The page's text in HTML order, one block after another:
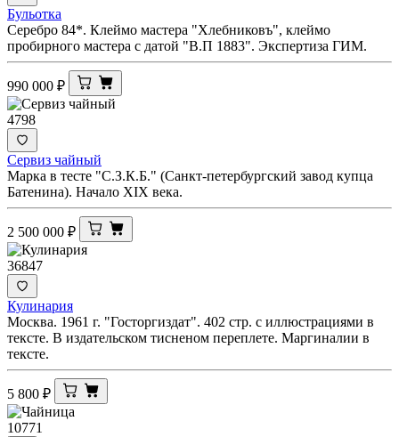
Бульотка
Серебро 84*. Клеймо мастера "Хлебниковъ", клеймо
пробирного мастера с датой "В.П 1883". Экспертиза ГИМ.
990 000 ₽
4798
Сервиз чайный
Марка в тесте "С.З.К.Б." (Санкт-петербургский завод купца
Батенина). Начало XIX века.
2 500 000 ₽
36847
Кулинария
Москва. 1961 г. "Госторгиздат". 402 стр. с иллюстрациями в
тексте. В издательском тисненом переплете. Маргиналии в
тексте.
5 800 ₽
10771